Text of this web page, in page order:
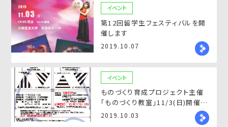
イベント
第12回留学生フェスティバルを開
催します
2019.10.07
イベント
ものづくり育成プロジェクト主催
「ものづくり教室」11/3(日)開催の
ご案内
2019.10.03